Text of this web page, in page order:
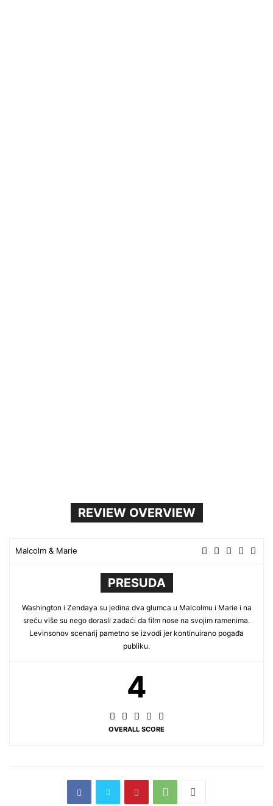
REVIEW OVERVIEW
Malcolm & Marie
PRESUDA
Washington i Zendaya su jedina dva glumca u Malcolmu i Marie i na
sreću više su nego dorasli zadaći da film nose na svojim ramenima.
Levinsonov scenarij pametno se izvodi jer kontinuirano pogađa
publiku.
4
OVERALL SCORE